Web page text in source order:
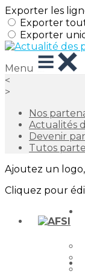
Exporter les
Exporter
Exporter
Menu
<
>
Nos
Actualités
Devenir
Tutos
Ajoutez un
Cliquez pour